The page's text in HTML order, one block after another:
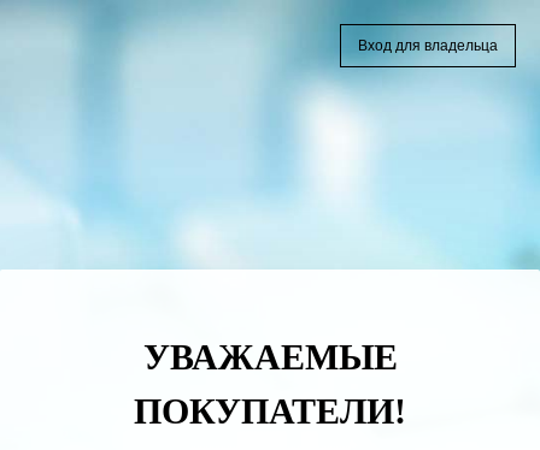
УВАЖАЕМЫЕ
ПОКУПАТЕЛИ!
Вход для владельца